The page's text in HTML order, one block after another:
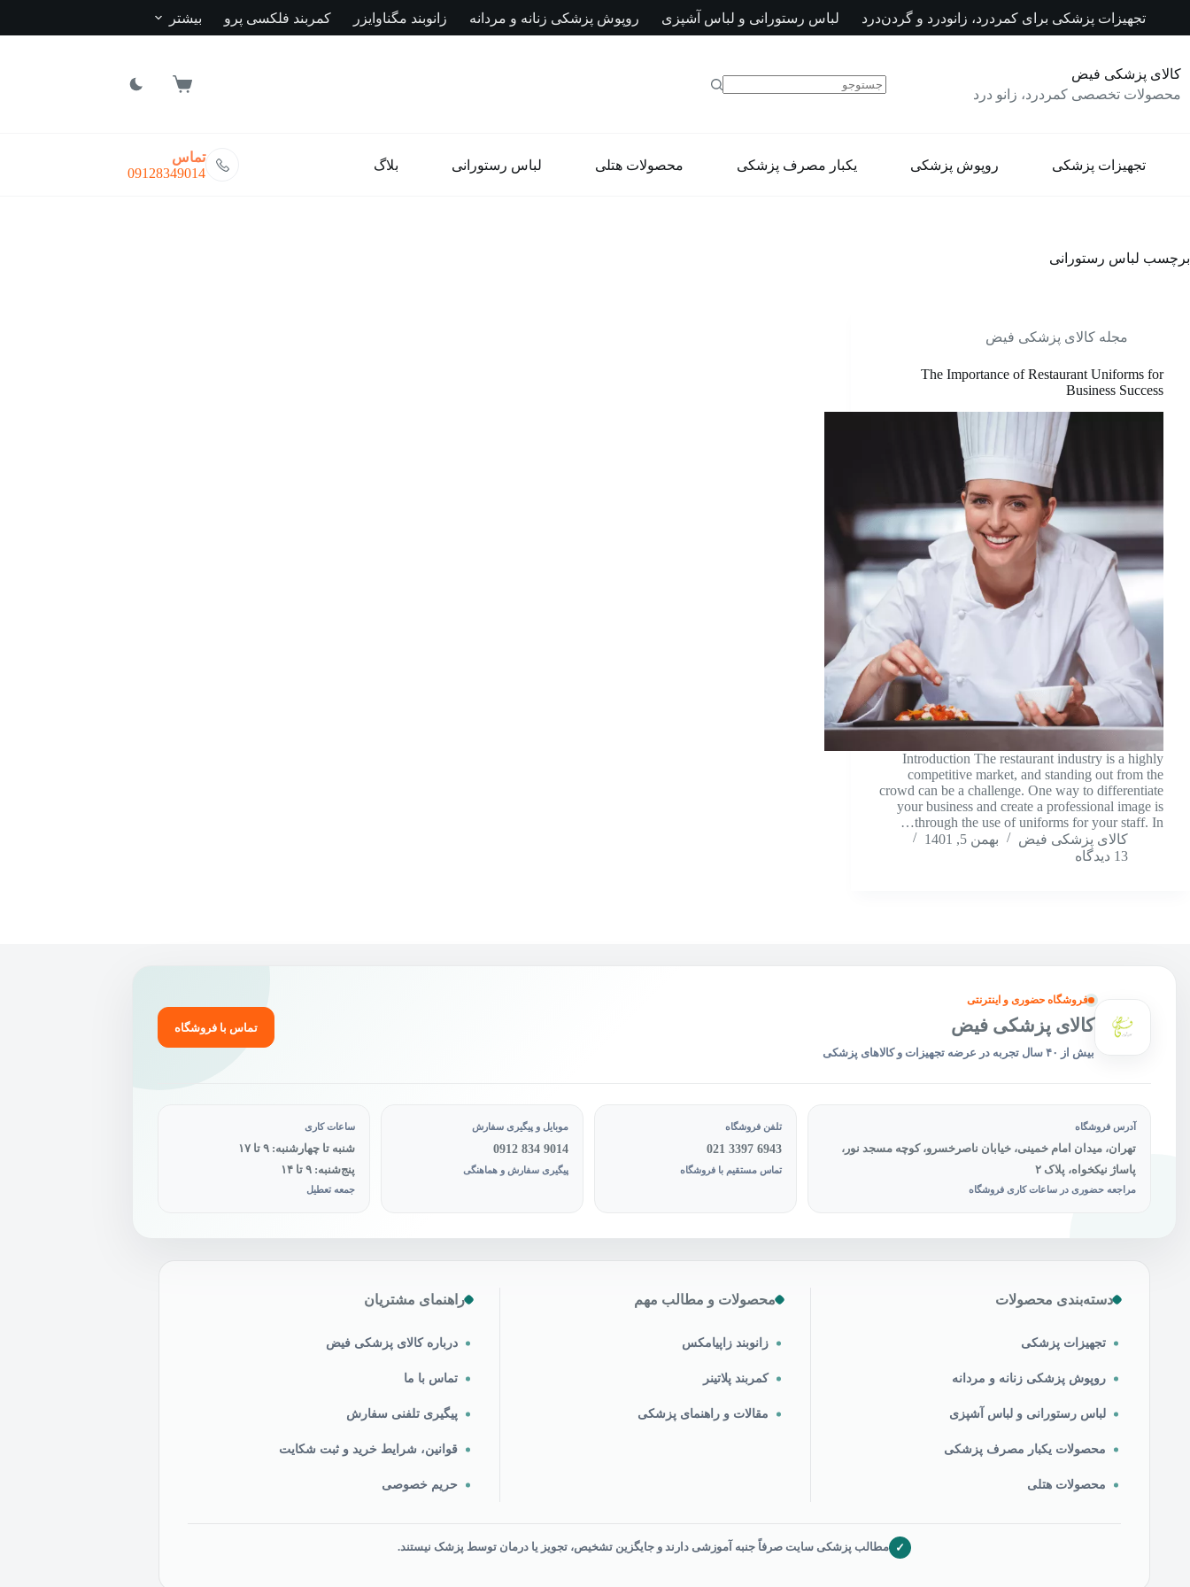
تجهیزات پزشکی برای کمردرد، زانودرد و گردن‌درد لباس رستورانی و لباس آشپزی روپوش پزشکی زنانه و مردانه زانوبند مگناوایزر کمربند فلکسی پرو بیشتر
کالای پزشکی فیض
محصولات تخصصی کمردرد، زانو درد
سبد
تجهیزات پزشکی روپوش پزشکی یکبار مصرف پزشکی محصولات هتلی لباس رستورانی بلاگ
تماس
09128349014
برچسب لباس رستورانی
مجله کالای پزشکی فیض
The Importance of Restaurant Uniforms for
Business Success
Introduction The restaurant industry is a highly
competitive market, and standing out from the
crowd can be a challenge. One way to differentiate
your business and create a professional image is
through the use of uniforms for your staff. In…
کالای پزشکی فیض
بهمن 5, 1401
13 دیدگاه
فروشگاه حضوری و اینترنتی
کالای پزشکی فیض
بیش از ۴۰ سال تجربه در عرضه تجهیزات و کالاهای پزشکی
تماس با فروشگاه
آدرس فروشگاه
تهران، میدان امام خمینی، خیابان ناصرخسرو، کوچه مسجد نور،
پاساژ نیکخواه، پلاک ۲
مراجعه حضوری در ساعات کاری فروشگاه
تلفن فروشگاه
021 3397 6943
تماس مستقیم با فروشگاه
موبایل و پیگیری سفارش
0912 834 9014
پیگیری سفارش و هماهنگی
ساعات کاری
شنبه تا چهارشنبه: ۹ تا ۱۷
پنج‌شنبه: ۹ تا ۱۴
جمعه تعطیل
دسته‌بندی محصولات
تجهیزات پزشکی
روپوش پزشکی زنانه و مردانه
لباس رستورانی و لباس آشپزی
محصولات یکبار مصرف پزشکی
محصولات هتلی
محصولات و مطالب مهم
زانوبند زاپیامکس
کمربند پلاتینر
مقالات و راهنمای پزشکی
راهنمای مشتریان
درباره کالای پزشکی فیض
تماس با ما
پیگیری تلفنی سفارش
قوانین، شرایط خرید و ثبت شکایت
حریم خصوصی
✓ مطالب پزشکی سایت صرفاً جنبه آموزشی دارند و جایگزین تشخیص، تجویز یا درمان توسط پزشک نیستند.